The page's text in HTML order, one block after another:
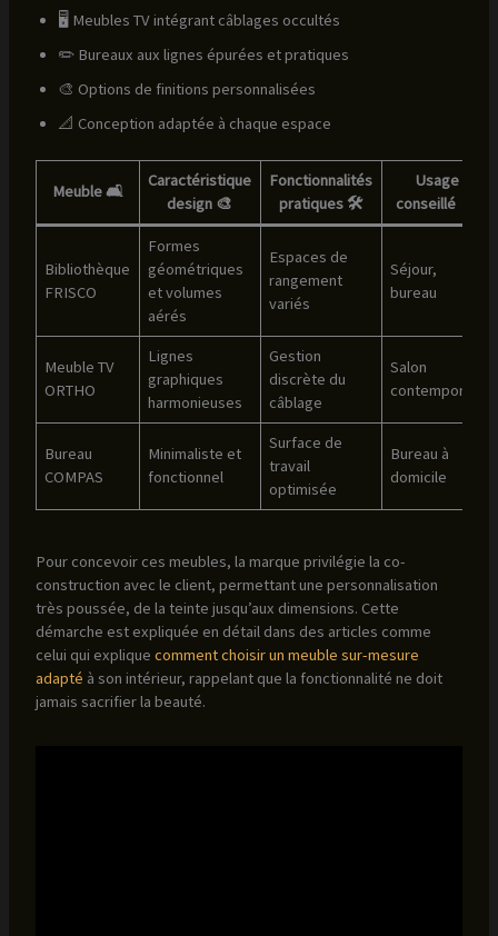
🖥️ Meubles TV intégrant câblages occultés
✏️ Bureaux aux lignes épurées et pratiques
🎨 Options de finitions personnalisées
📐 Conception adaptée à chaque espace
Meuble 🛋️
Caractéristique
design 🎨
Fonctionnalités
pratiques 🛠️
Usage
conseillé 🏠
Bibliothèque
FRISCO
Formes
géométriques
et volumes
aérés
Espaces de
rangement
variés
Séjour,
bureau
Meuble TV
ORTHO
Lignes
graphiques
harmonieuses
Gestion
discrète du
câblage
Salon
contemporain
Bureau
COMPAS
Minimaliste et
fonctionnel
Surface de
travail
optimisée
Bureau à
domicile
Pour concevoir ces meubles, la marque privilégie la co-
construction avec le client, permettant une personnalisation
très poussée, de la teinte jusqu’aux dimensions. Cette
démarche est expliquée en détail dans des articles comme
celui qui explique comment choisir un meuble sur-mesure
adapté à son intérieur, rappelant que la fonctionnalité ne doit
jamais sacrifier la beauté.